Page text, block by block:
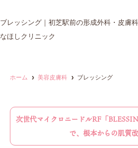
ブレッシング｜初芝駅前の形成外科・皮膚
なほしクリニック
ホーム 美容皮膚科 ブレッシング
次世代マイクロニードルRF「
で、根本からの肌質